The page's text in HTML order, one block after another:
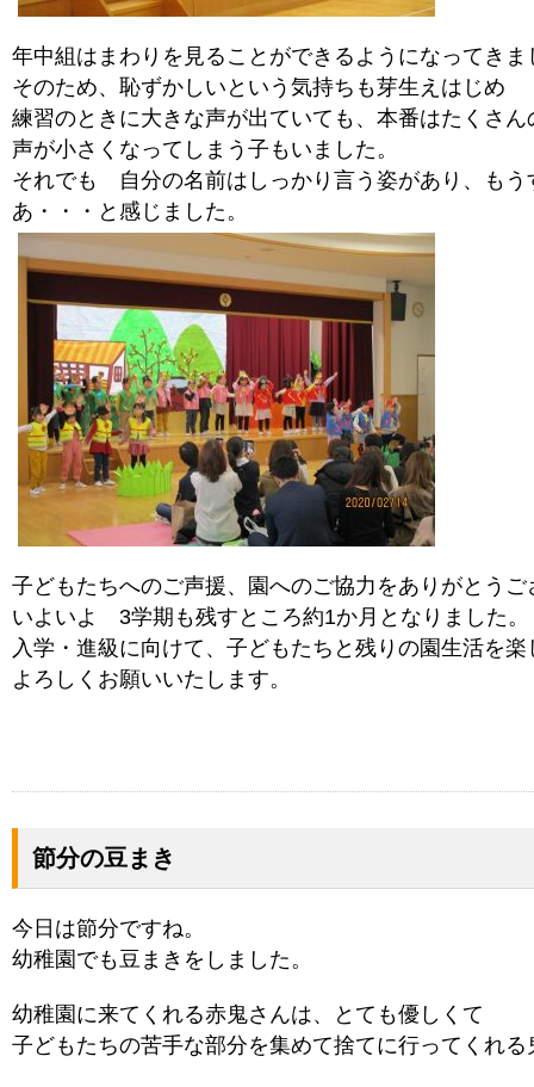
年中組はまわりを見ることができるようになってきま
そのため、恥ずかしいという気持ちも芽生えはじめ
練習のときに大きな声が出ていても、本番はたくさん
声が小さくなってしまう子もいました。
それでも 自分の名前はしっかり言う姿があり、もう
あ・・・と感じました。
子どもたちへのご声援、園へのご協力をありがとうご
いよいよ 3学期も残すところ約1か月となりました。
入学・進級に向けて、子どもたちと残りの園生活を
よろしくお願いいたします。
節分の豆まき
今日は節分ですね。
幼稚園でも豆まきをしました。
幼稚園に来てくれる赤鬼さんは、とても優しくて
子どもたちの苦手な部分を集めて捨てに行ってくれる